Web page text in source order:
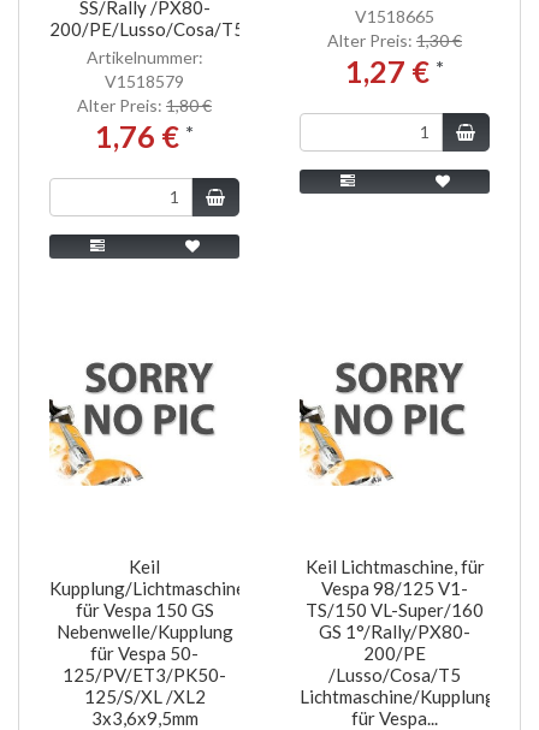
SS/Rally /PX80-
200/PE/Lusso/Cosa/T5
Artikelnummer:
V1518579
Alter Preis: 1,80 €
1,76 € *
V1518665
Alter Preis: 1,30 €
1,27 € *
Keil
Kupplung/Lichtmaschine,
für Vespa 150 GS
Nebenwelle/Kupplung
für Vespa 50-
125/PV/ET3/PK50-
125/S/XL /XL2
3x3,6x9,5mm
Keil Lichtmaschine, für
Vespa 98/125 V1-
TS/150 VL-Super/160
GS 1°/Rally/PX80-
200/PE
/Lusso/Cosa/T5
Lichtmaschine/Kupplung
für Vespa...